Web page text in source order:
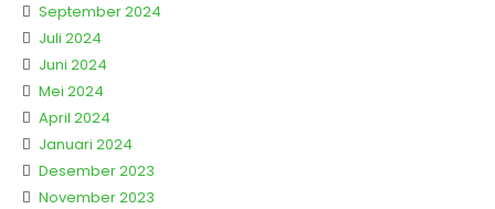
September 2024
Juli 2024
Juni 2024
Mei 2024
April 2024
Januari 2024
Desember 2023
November 2023